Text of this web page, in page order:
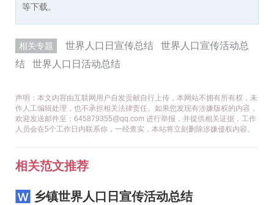
等下载。
相关专题 世界人口日宣传总结
世界人口宣传活动总
结
世界人口日活动总结
声明：本文内容由互联网用户自发贡献自行上传，本网站不拥有所有权，未
作人工编辑处理，也不承担相关法律责任。如果您发现有涉嫌版权的内容，
欢迎发送邮件至：645879355@qq.com 进行举报，并提供相关证据，工作
人员会在5个工作日内联系你，一经查实，本站将立刻删除涉嫌侵权内容。
相关范文推荐
乡镇世界人口日宣传活动总结